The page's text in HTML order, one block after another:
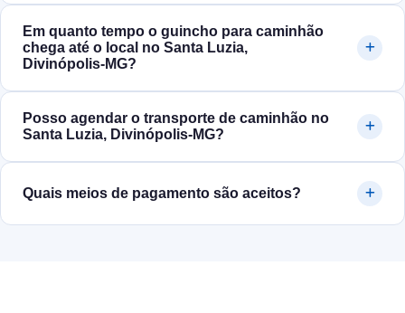
Em quanto tempo o guincho para caminhão
chega até o local no Santa Luzia,
Divinópolis‑MG?
Posso agendar o transporte de caminhão no
Santa Luzia, Divinópolis‑MG?
Quais meios de pagamento são aceitos?